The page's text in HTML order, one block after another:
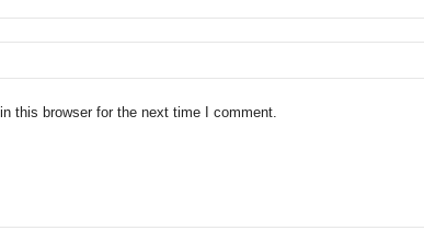
this browser for the next time I comment.